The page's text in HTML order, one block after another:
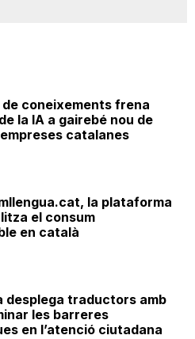
de coneixements frena
la IA a gairebé nou de
catalanes
la plataforma
el consum
en català
desplega traductors amb
les barreres
en l’atenció ciutadana